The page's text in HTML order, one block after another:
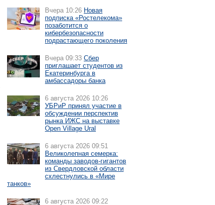
Вчера 10:26 Новая
подписка «Ростелекома»
позаботится о
кибербезопасности
подрастающего поколения
Вчера 09:33 Сбер
приглашает студентов из
Екатеринбурга в
амбассадоры банка
6 августа 2026 10:26
УБРиР принял участие в
обсуждении перспектив
рынка ИЖС на выставке
Open Village Ural
6 августа 2026 09:51
Великолепная семерка:
команды заводов-гигантов
из Свердловской области
схлестнулись в «Мире
танков»
6 августа 2026 09:22